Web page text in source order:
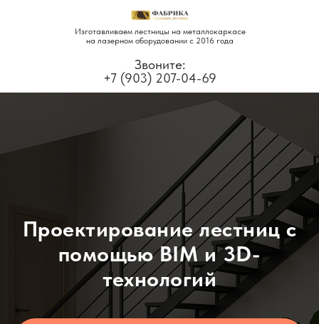
+7 (903) 207-04-69
Звоните:
Изготавливаем лестницы на металлокаркасе
на лазерном оборудовании с 2016 года
Проектирование лестниц с
помощью BIM и 3D-
технологий